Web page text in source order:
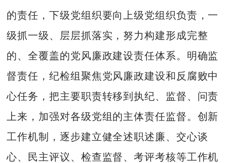
的责任，下级党组织要向上级党组织负责，一
级抓一级、层层抓落实，努力构建形成完整
的、全覆盖的党风廉政建设责任体系。明确监
督责任，纪检组聚焦党风廉政建设和反腐败中
心任务，把主要职责转移到执纪、监督、问责
上来，加强对各级党组的主体责任监督。创新
工作机制，逐步建立健全述职述廉、交心谈
心、民主评议、检查监督、考评考核等工作机